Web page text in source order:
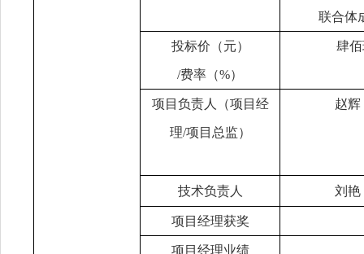
联合体
投标价（元）
/费率（%）
肆
项目负责人（项目经
理/项目总监）
赵辉
技术负责人 刘艳
项目经理获奖
项目经理业绩